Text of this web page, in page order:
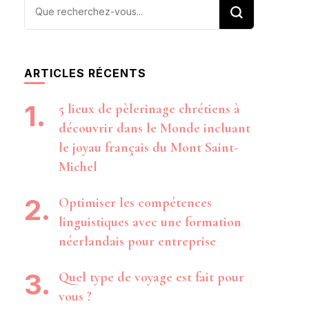
Vous
ARTICLES RÉCENTS
5 lieux de pèlerinage chrétiens à
découvrir dans le Monde incluant
le joyau français du Mont Saint-
Michel
Optimiser les compétences
linguistiques avec une formation
néerlandais pour entreprise
Quel type de voyage est fait pour
vous ?